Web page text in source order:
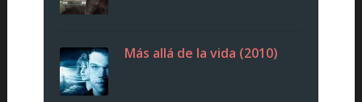
Más allá de la vida (2010)